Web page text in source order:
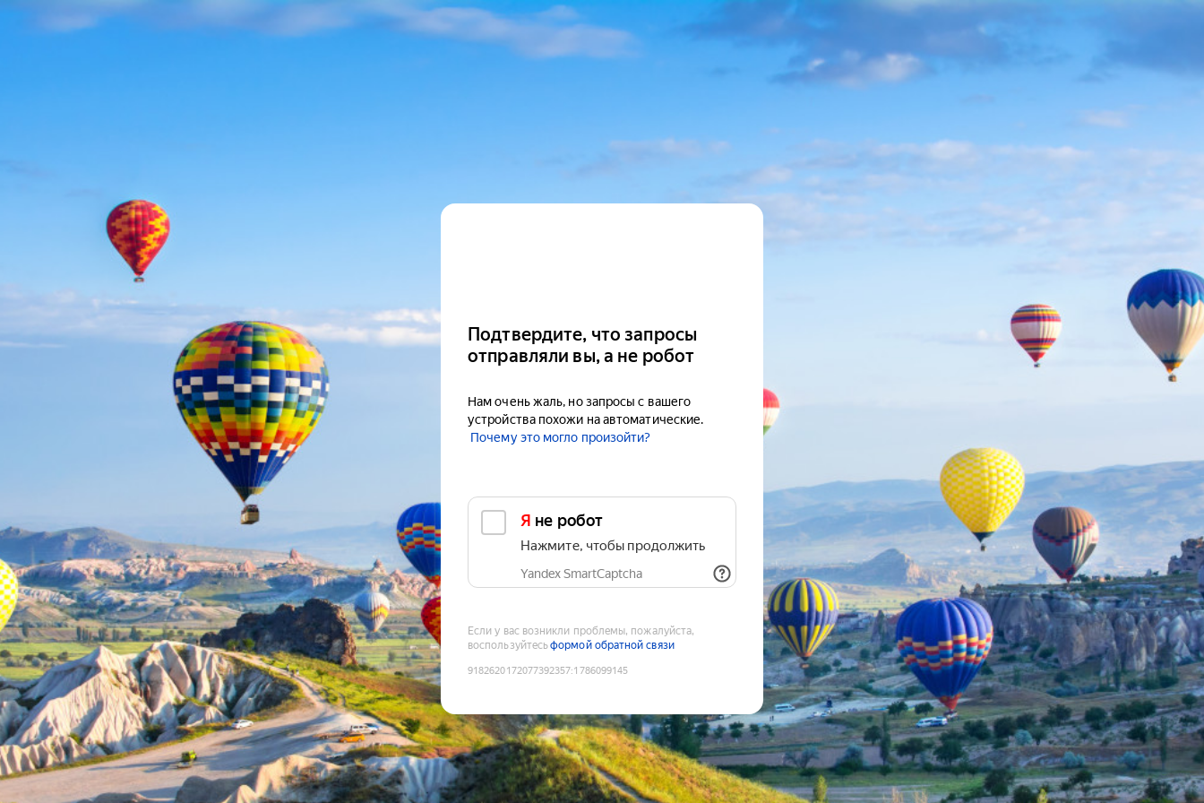
Подтвердите, что запросы
отправляли вы, а не робот
Нам очень жаль, но запросы с вашего
устройства похожи на автоматические.
Почему это могло произойти?
Я не робот
Нажмите, чтобы продолжить
Yandex SmartCaptcha
Если у вас возникли проблемы, пожалуйста,
воспользуйтесьформой обратной связи
9182620172077392357:1786099145